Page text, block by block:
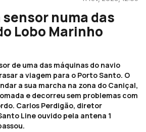
numa das
Lobo Marinho
de uma das máquinas do navio
a viagem para o Porto Santo. O
a sua marcha na zona do Caniçal,
e decorreu sem problemas com
Carlos Perdigão, diretor
Line ouvido pela antena 1